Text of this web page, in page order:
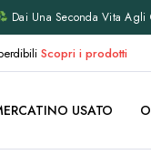
Dai Una Seconda Vita Agli
Scopri i prodotti
USATO